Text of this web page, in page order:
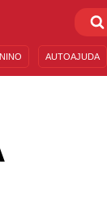
AUTOAJUDA